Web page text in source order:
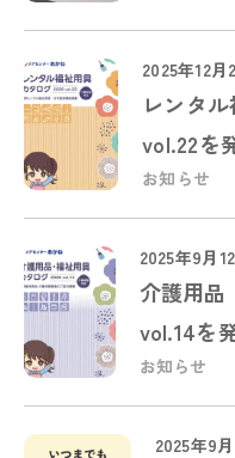
2025年12月
レンタ
vol.22を
お知らせ
2025年9月
介護用品
vol.14を
お知らせ
2025年9